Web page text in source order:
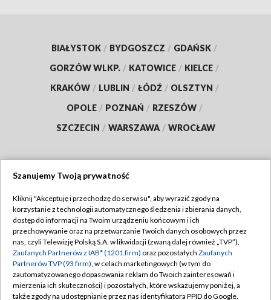
BIAŁYSTOK / BYDGOSZCZ / GDAŃSK /
GORZÓW WLKP. / KATOWICE / KIELCE /
KRAKÓW / LUBLIN / ŁÓDŹ / OLSZTYN /
OPOLE / POZNAŃ / RZESZÓW /
SZCZECIN / WARSZAWA / WROCŁAW
TVP
Abonament TVP
Emisja w TVP
Centrum informacji TVP
Naziemna Telewizja Cyfrowa
Regulamin TVP
Polityka prywatności
Moje zgody
Pomoc
Szanujemy Twoją prywatność
Kliknij "Akceptuję i przechodzę do serwisu", aby wyrazić zgody na
korzystanie z technologii automatycznego śledzenia i zbierania danych,
dostęp do informacji na Twoim urządzeniu końcowym i ich
przechowywanie oraz na przetwarzanie Twoich danych osobowych przez
nas, czyli Telewizję Polską S.A. w likwidacji (zwaną dalej również „TVP”),
Zaufanych Partnerów z IAB* (1201 firm) oraz pozostałych Zaufanych
Partnerów TVP (93 firm), w celach marketingowych (w tym do
zautomatyzowanego dopasowania reklam do Twoich zainteresowań i
mierzenia ich skuteczności) i pozostałych, które wskazujemy poniżej, a
także zgody na udostępnianie przez nas identyfikatora PPID do Google.